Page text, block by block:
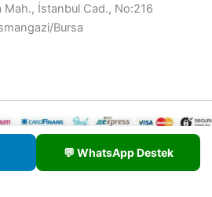
💬 WhatsApp Destek
Mah., İstanbul Cad., No:216
Bursa
- Tüm hakları saklıdır.